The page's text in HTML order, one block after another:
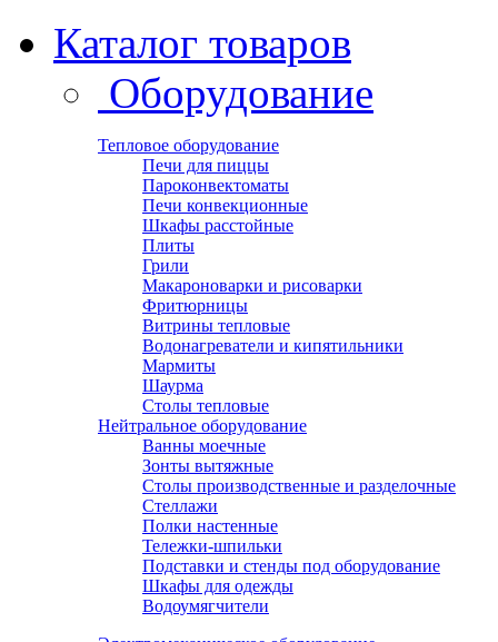
Каталог товаров
Оборудование
Тепловое оборудование
Печи для пиццы
Пароконвектоматы
Печи конвекционные
Шкафы расстойные
Плиты
Грили
Макароноварки и рисоварки
Фритюрницы
Витрины тепловые
Водонагреватели и кипятильники
Мармиты
Шаурма
Столы тепловые
Нейтральное оборудование
Ванны моечные
Зонты вытяжные
Столы производственные и разделочные
Стеллажи
Полки настенные
Тележки-шпильки
Подставки и стенды под оборудование
Шкафы для одежды
Водоумягчители